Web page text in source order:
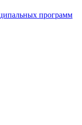
программ